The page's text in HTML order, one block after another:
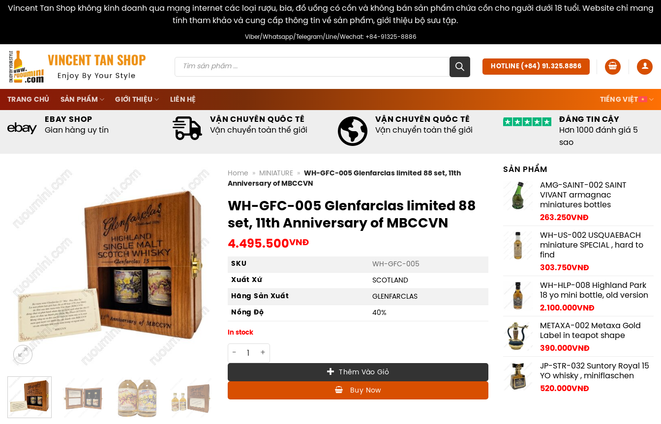
Vincent Tan Shop không kinh doanh qua mạng internet các loại rượu, bia, đồ uống có cồn và không bán sản phẩm chứa cồn cho người dưới 18 tuổi. Website chỉ mang
tính tham khảo và cung cấp thông tin về sản phẩm, giới thiệu bộ sưu tập.
content
Viber/Whatsapp/Telegram/Line/Wechat: +84-91325-8886
Products
search
HOTLINE (+84) 91.325.8886
TRANG CHỦ SẢN PHẨM GIỚI THIỆU LIÊN HỆ TIẾNG VIỆT
EBAY SHOP
Gian hàng uy tín
VẬN CHUYỂN QUỐC TẾ
Vận chuyển toàn thế giới
VẬN CHUYỂN QUỐC TẾ
Vận chuyển toàn thế giới
ĐÁNG TIN CẬY
Hơn 1000 đánh giá 5
sao
Home » MINIATURE » WH-GFC-005 Glenfarclas limited 88 set, 11th
Anniversary of MBCCVN
WH-GFC-005 Glenfarclas limited 88
set, 11th Anniversary of MBCCVN
4.495.500VNĐ
SKU
WH-GFC-005
Xuất Xứ
SCOTLAND
Hãng Sản Xuất
GLENFARCLAS
Nồng Độ
40%
In stock
WH-GFC-005 Glenfarclas limited 88 set, 11th Anniversary of MBCCVN quantity
Thêm Vào Giỏ
Buy Now
SẢN PHẨM
AMG-SAINT-002 SAINT
VIVANT armagnac
miniatures bottles
263.250VNĐ
WH-US-002 USQUAEBACH
miniature SPECIAL , hard to
find
303.750VNĐ
WH-HLP-008 Highland Park
18 yo mini bottle, old version
2.100.000VNĐ
METAXA-002 Metaxa Gold
Label in teapot shape
390.000VNĐ
JP-STR-032 Suntory Royal 15
YO whisky , miniflaschen
520.000VNĐ